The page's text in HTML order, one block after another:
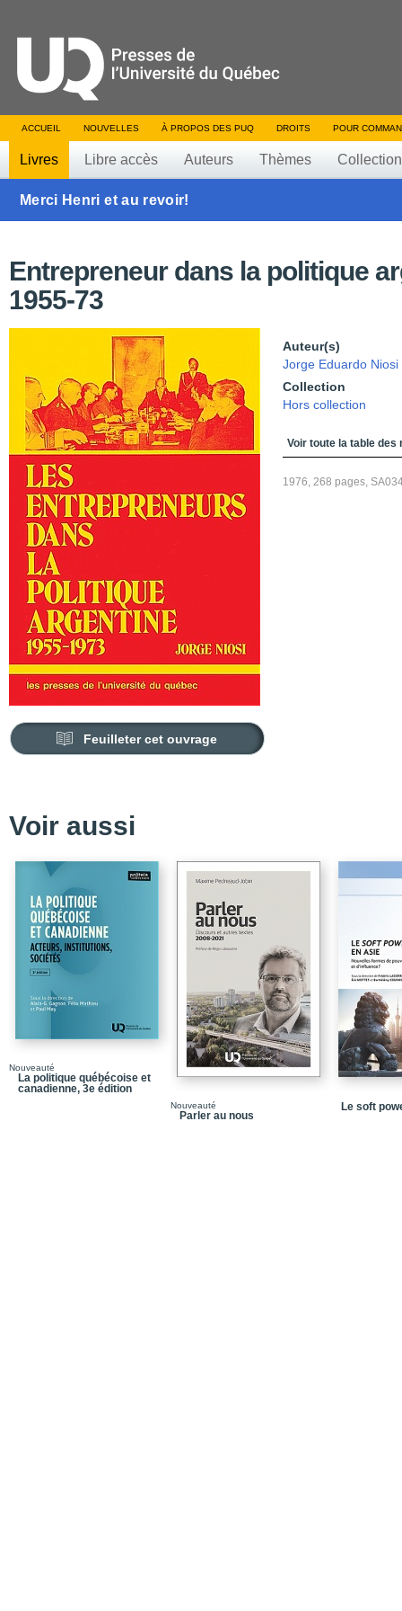
ACCUEIL NOUVELLES À PROPOS DES PUQ DROITS POUR
Livres Libre accès Auteurs Thèmes
Merci Henri et au revoir!
Entrepreneur dans la politique
1955-73
Feuilleter cet ouvrage
Auteur(s)
Jorge Eduardo Niosi
Collection
Hors collection
Table des matières
Voir toute la table des
1976, 268 pages,
Voir aussi
Nouveauté
La politique québécoise et
canadienne, 3e édition
Nouveauté
Parler au nous
Le soft